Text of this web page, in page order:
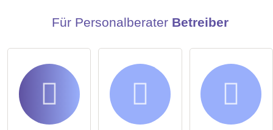
Für Personalberater Betreiber